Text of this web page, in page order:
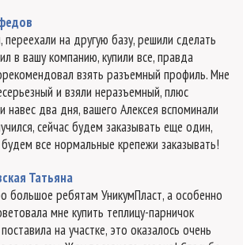
на другую базу, решили сделать
в вашу компанию, купили все, правда
взять разъемный профиль. Мне
и взяли неразъемный, плюс
навес два дня, вашего Алексея вспоминали
сейчас будем заказывать еще один,
все нормальные крепежи заказывать!
Татьяна
большое ребятам УникумПласт, а особенно
мне купить теплицу-парничок
на участке, это оказалось очень